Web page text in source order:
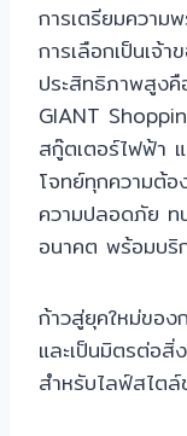
การเตรียมความ
การเลือกเป็นเจ้
ประสิทธิภาพสูง
GIANT
สกู๊ตเตอร์ไฟฟ้า
โจทย์ทุกความต้
ความปลอดภัย ท
อนาคต พร้อมบริ
ก้าวสู่ยุคใหม่ของ
และเป็นมิตรต่อ
สำหรับไลฟ์สไต